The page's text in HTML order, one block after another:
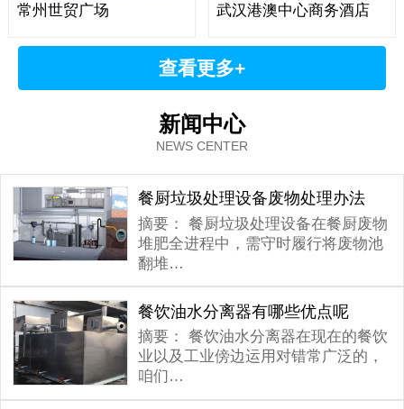
常州世贸广场 武汉港澳中心商务酒店
查看更多+
新闻中心
NEWS CENTER
餐厨垃圾处理设备废物处理办法
摘要：
餐厨垃圾处理设备在餐厨废物
堆肥全进程中，需守时履行将废物池
翻堆…
餐饮油水分离器有哪些优点呢
摘要：
餐饮油水分离器在现在的餐饮
业以及工业傍边运用对错常广泛的，
咱们…